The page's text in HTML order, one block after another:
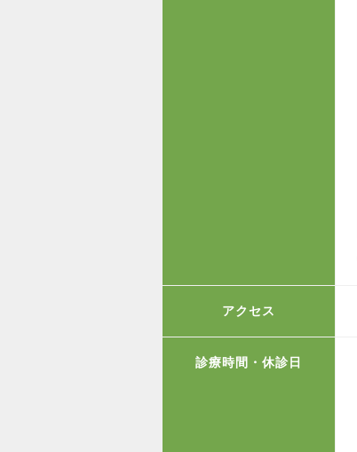
アクセス
診療時間・休診日